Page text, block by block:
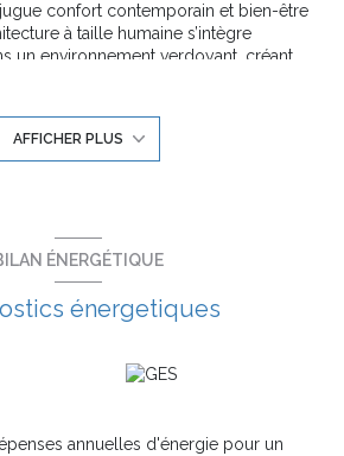
confort contemporain et bien-être
à taille humaine s’intègre
un environnement verdoyant, créant
appartements neufs du studio au 5
à tous les styles de vie :
l’art de vivre méditerranéen.
des commerces, des écoles et
offre un cadre pratique et serein. Ici,
pour conjuguer confort, fonctionnalité
dans un esprit durable et respectueux
respire la nature tout en profitant des
AFFICHER PLUS
ÉNERGÉTIQUE
énergetiques
annuelles d'énergie pour un